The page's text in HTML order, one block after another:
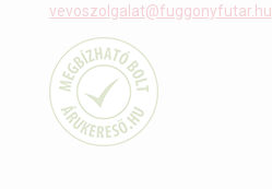
vevoszolgalat@fuggonyfutar.hu